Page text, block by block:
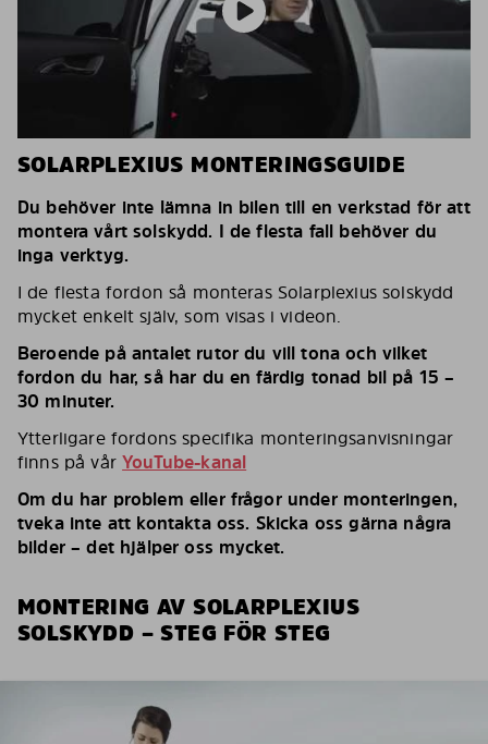
SOLARPLEXIUS MONTERINGSGUIDE
Du behöver inte lämna in bilen till en verkstad för att
montera vårt solskydd. I de flesta fall behöver du
inga verktyg.
I de flesta fordon så monteras Solarplexius solskydd
mycket enkelt själv, som visas i videon.
Beroende på antalet rutor du vill tona och vilket
fordon du har, så har du en färdig tonad bil på 15 –
30 minuter.
Ytterligare fordons specifika monteringsanvisningar
finns på vårYouTube-kanal
Om du har problem eller frågor under monteringen,
tveka inte att kontakta oss. Skicka oss gärna några
bilder – det hjälper oss mycket.
MONTERING AV SOLARPLEXIUS
SOLSKYDD – STEG FÖR STEG